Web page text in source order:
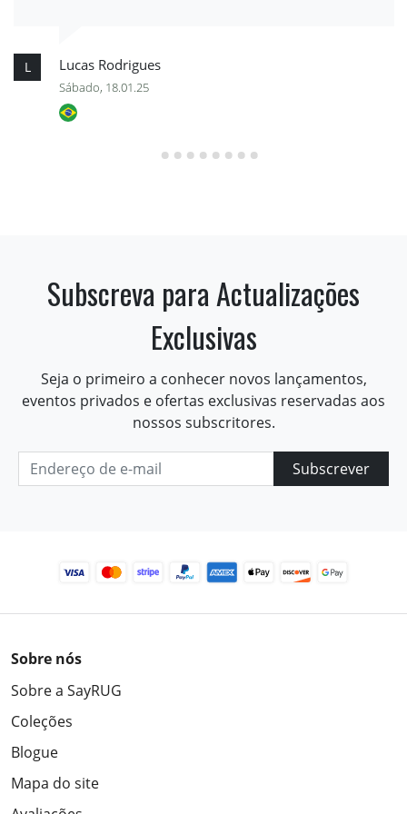
L Lucas Rodrigues
Sábado, 18.01.25
Subscreva para Actualizações
Exclusivas
Seja o primeiro a conhecer novos lançamentos,
eventos privados e ofertas exclusivas reservadas aos
nossos subscritores.
Subscrever
Sobre nós
Sobre a SayRUG
Coleções
Blogue
Mapa do site